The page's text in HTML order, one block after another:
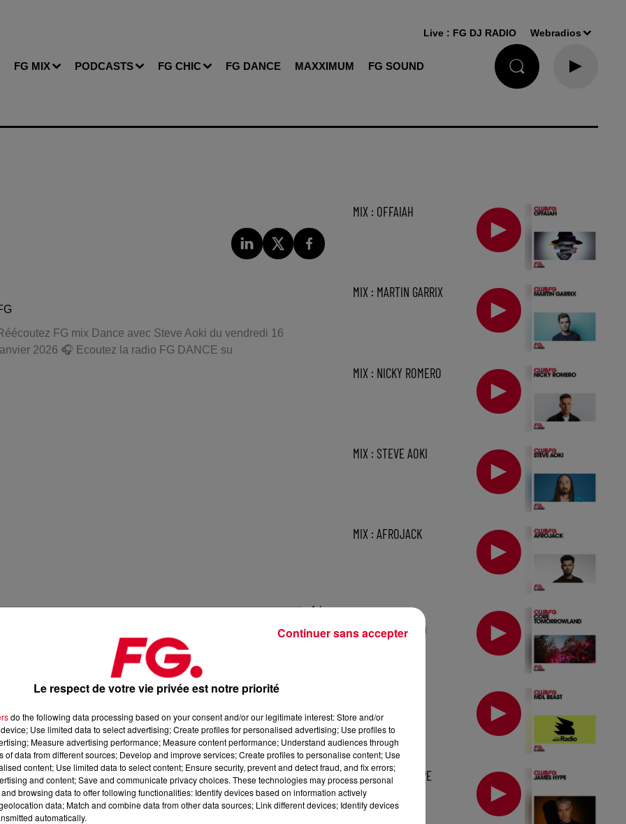
FG MIX PODCASTS FG CHIC FG DANCE MAXXIMUM FG SOUND
Live : FG DJ RADIO Webradios
FG mix Dance avec Steve Aoki du vendredi 16
2026 🎧 Ecoutez la radio FG DANCE su
1 h
janvier 2026
, 📱 et sur l’Application FG (IOShttps://urlz.fr/hhZxGoogle
MIX : OFFAIAH
MIX : MARTIN GARRIX
MIX : NICKY ROMERO
MIX : STEVE AOKI
MIX : AFROJACK
TOMORROWLAND
MIX : JAMES HYPE
Le respect de votre vie privée est notre priorité
do the following data processing based on your consent and/or our legitimate interest: Store and/or
Use limited data to select advertising; Create profiles for personalised advertising; Use profiles to
Measure advertising performance; Measure content performance; Understand audiences through
of data from different sources; Develop and improve services; Create profiles to personalise content; Use
content; Use limited data to select content; Ensure security, prevent and detect fraud, and fix errors;
and content; Save and communicate privacy choices. These technologies may process personal
browsing data to offer following functionalities: Identify devices based on information actively
data; Match and combine data from other data sources; Link different devices; Identify devices
automatically.
Continuer sans accepter